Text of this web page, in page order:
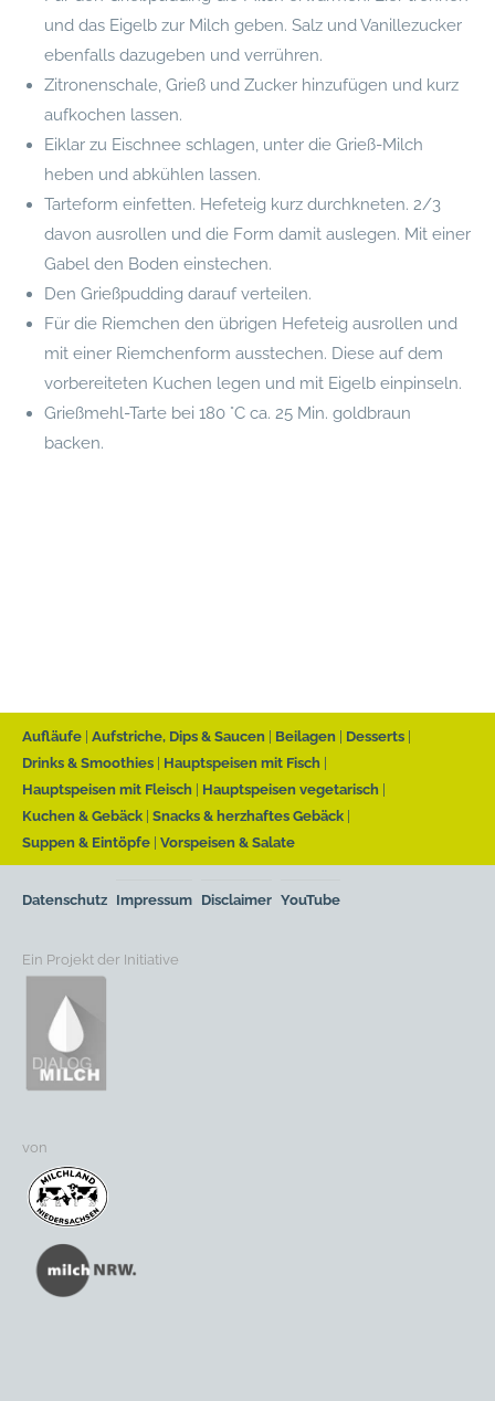
und das Eigelb zur Milch geben. Salz und Vanillezucker
ebenfalls dazugeben und verrühren.
Zitronenschale, Grieß und Zucker hinzufügen und kurz
aufkochen lassen.
Eiklar zu Eischnee schlagen, unter die Grieß-Milch
heben und abkühlen lassen.
Tarteform einfetten. Hefeteig kurz durchkneten. 2/3
davon ausrollen und die Form damit auslegen. Mit einer
Gabel den Boden einstechen.
Den Grießpudding darauf verteilen.
Für die Riemchen den übrigen Hefeteig ausrollen und
mit einer Riemchenform ausstechen. Diese auf dem
vorbereiteten Kuchen legen und mit Eigelb einpinseln.
Grießmehl-Tarte bei 180 °C ca. 25 Min. goldbraun
backen.
Aufläufe Aufstriche, Dips & Saucen Beilagen
Desserts
Drinks & Smoothies
Hauptspeisen mit Fisch
Hauptspeisen mit Fleisch
Hauptspeisen vegetarisch
Kuchen & Gebäck Snacks & herzhaftes Gebäck
Suppen & Eintöpfe Vorspeisen & Salate
Datenschutz Impressum Disclaimer YouTube
Ein Projekt der Initiative
von